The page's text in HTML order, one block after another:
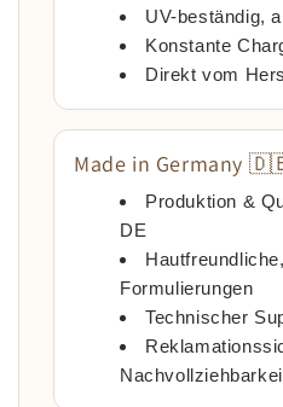
UV-beständig,
Konstante
Direkt vom
Made in Germany
Produktion &
DE
Formulierungen
Technischer